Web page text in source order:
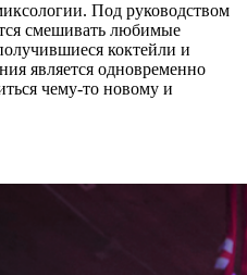
Под руководством
смешивать любимые
коктейли и
является одновременно
чему-то новому и